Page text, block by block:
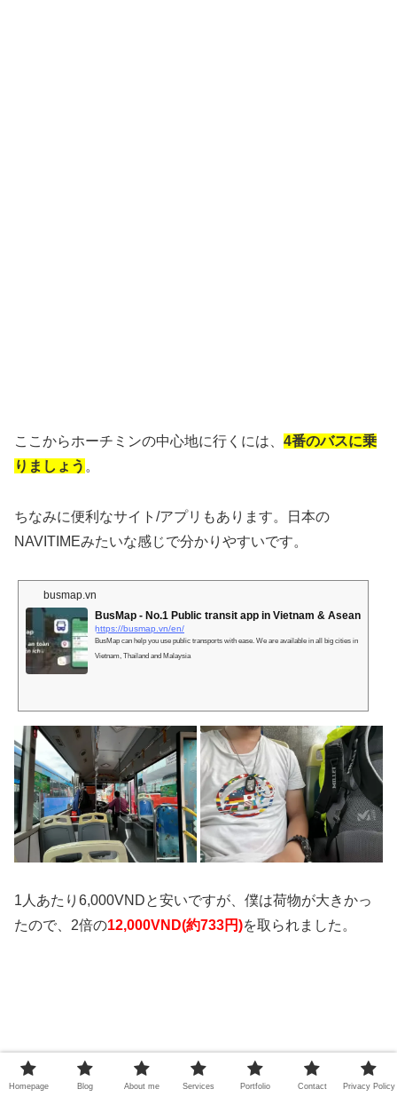
ここからホーチミンの中心地に行くには、 4番のバスに乗
りましょう 。
ちなみに便利なサイト/アプリもあります。日本の
NAVITIMEみたいな感じで分かりやすいです。
busmap.vn
BusMap - No.1 Public transit app in Vietnam & Asean
https://busmap.vn/en/
BusMap can help you use public transports with ease. We are available in all big cities in
Vietnam, Thailand and Malaysia
1人あたり6,000VNDと安いですが、僕は荷物が大きかっ
たので、2倍の12,000VND(約733円)を取られました。
Homepage Blog About me Services Portfolio Contact Privacy Policy